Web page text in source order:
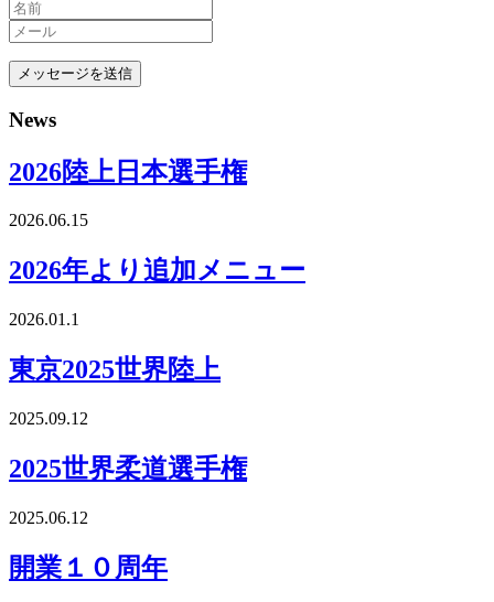
News
2026陸上日本選手権
2026.06.15
2026年より追加メニュー
2026.01.1
東京2025世界陸上
2025.09.12
2025世界柔道選手権
2025.06.12
開業１０周年